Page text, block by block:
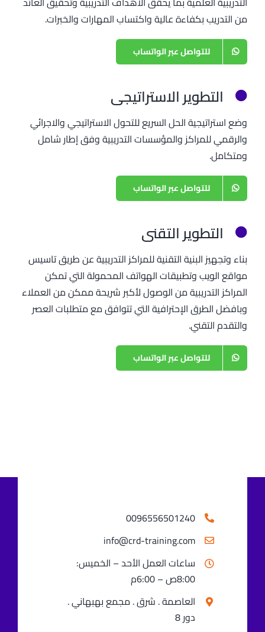
من التدريب بكفاءة عالية واكتساب المهارات والخبرات.
للتواصل عبر الواتساب
التطوير الاستراتيجي
وضع استراتيجية الحل السريع للتحول الاستراتيجي والاجرائي
والرقمي للمراكز والمؤسسات التدريبية وفق إطار شامل
ومتكامل.
للتواصل عبر الواتساب
التطوير التقني
بناء وتجهيز البنية التقنية للمراكز التدريبية عن طريق تاسيس
مواقع الويب وتطبيقات الهواتف المحمولة التي تمكن
المراكز التدريبية من الوصول لأكبر شريحة ممكن من العملاء
وبافضل الطرق الإحترافية التي تتوافق مع متطلبات العصر
والتقدم التقني.
للتواصل عبر الواتساب
0096556501240⁩
info@crd-training.com
ساعات العمل الأحد – الخميس:
8:00ص – 6:00م
العاصمة . شرق . مجمع بهبهاني .
دور 8